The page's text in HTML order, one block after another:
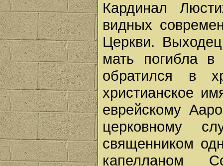
Кардинал
видных
Церкви.
мать погибла
обратился в
христианское
еврейскому
церковному
священником
капелланом